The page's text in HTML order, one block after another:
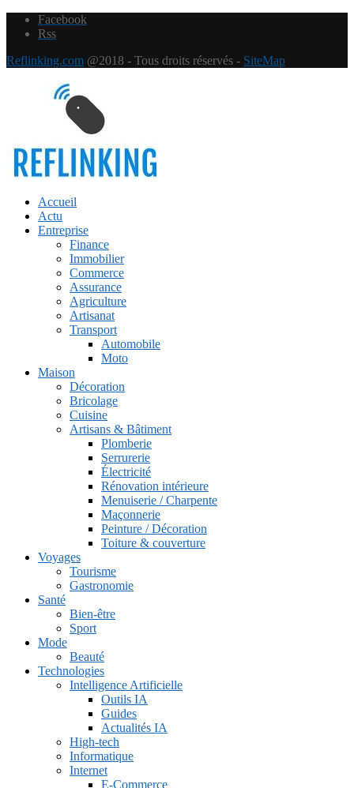
Facebook
Rss
Reflinking.com @2018 - Tous droits réservés - SiteMap
Accueil
Actu
Entreprise
Finance
Immobilier
Commerce
Assurance
Agriculture
Artisanat
Transport
Automobile
Moto
Maison
Décoration
Bricolage
Cuisine
Artisans & Bâtiment
Plomberie
Serrurerie
Électricité
Rénovation intérieure
Menuiserie / Charpente
Maçonnerie
Peinture / Décoration
Toiture & couverture
Voyages
Tourisme
Gastronomie
Santé
Bien-être
Sport
Mode
Beauté
Technologies
Intelligence Artificielle
Outils IA
Guides
Actualités IA
High-tech
Informatique
Internet
E-Commerce